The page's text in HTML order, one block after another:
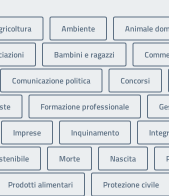
Ambiente Animale
Bambini e ragazzi
Comunicazione politica Concorsi
Formazione professionale
Imprese Inquinamento
Morte Nascita
Prodotti alimentari Protezione civile